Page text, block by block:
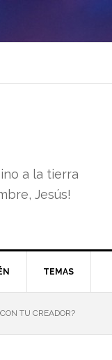
a la tierra
Jesús!
TEMAS
TU CREADOR?